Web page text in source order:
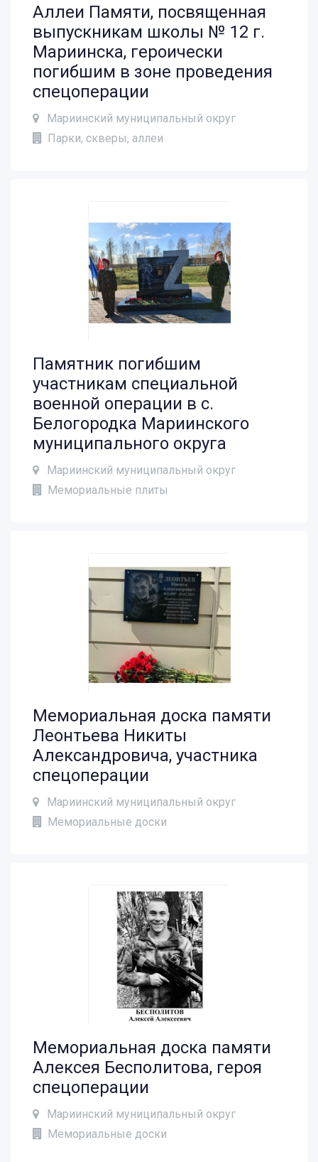
Аллеи Памяти, посвященная
выпускникам школы № 12 г.
Мариинска, героически
погибшим в зоне проведения
спецоперации
Мариинский муниципальный округ
Парки, скверы, аллеи
Памятник погибшим
участникам специальной
военной операции в с.
Белогородка Мариинского
муниципального округа
Мариинский муниципальный округ
Мемориальные плиты
Мемориальная доска памяти
Леонтьева Никиты
Александровича, участника
спецоперации
Мариинский муниципальный округ
Мемориальные доски
Мемориальная доска памяти
Алексея Бесполитова, героя
спецоперации
Мариинский муниципальный округ
Мемориальные доски